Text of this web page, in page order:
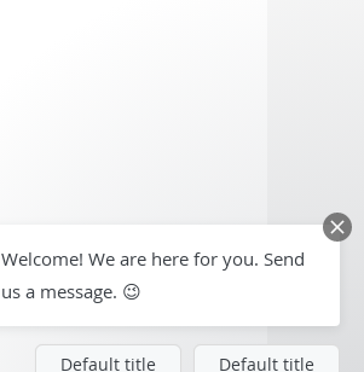
Welcome! We are here for you. Send
us a message. 😉
Default title Default title